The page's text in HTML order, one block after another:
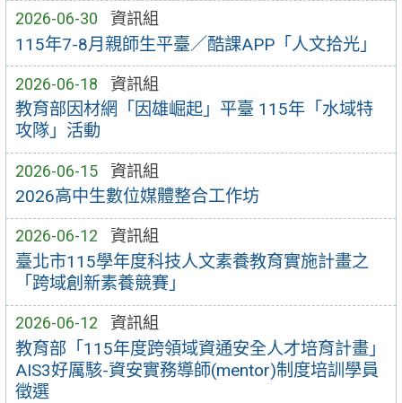
2026-06-30 資訊組
115年7-8月親師生平臺／酷課APP「人文拾光」
2026-06-18 資訊組
教育部因材網「因雄崛起」平臺 115年「水域特
攻隊」活動
2026-06-15 資訊組
2026高中生數位媒體整合工作坊
2026-06-12 資訊組
臺北市115學年度科技人文素養教育實施計畫之
「跨域創新素養競賽」
2026-06-12 資訊組
教育部「115年度跨領域資通安全人才培育計畫」
AIS3好厲駭-資安實務導師(mentor)制度培訓學員
徵選